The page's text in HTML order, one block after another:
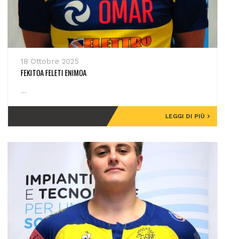
18 Ottobre 2025
FEKITOA FELETI ENIMOA
...
LEGGI DI PIÙ